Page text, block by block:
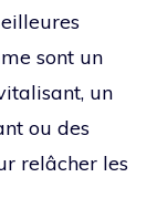
sont un
un
ou des
relâcher les